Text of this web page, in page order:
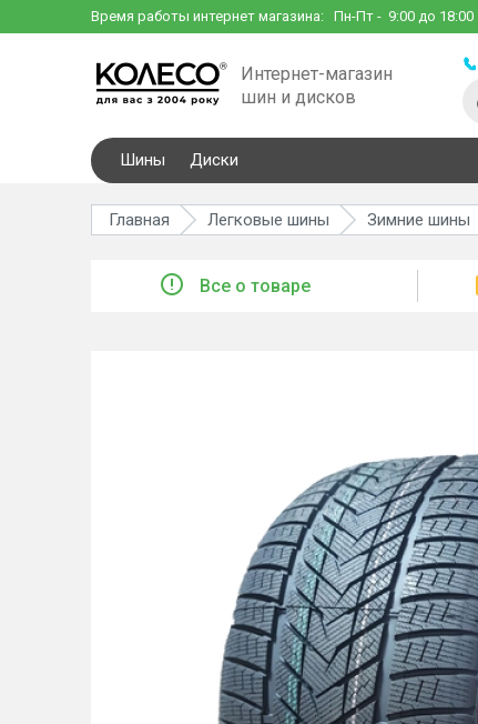
Время работы интернет магазина: Пн-Пт - 9:00 до 18:00
Интернет-магазин
шин и дисков
Шины Диски
Главная Легковые шины Зимние шины
Все о товаре